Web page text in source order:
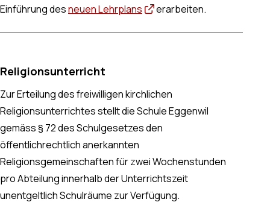
Einführung desneuen Lehrplans erarbeiten.
Religionsunterricht
Zur Erteilung des freiwilligen kirchlichen
Religionsunterrichtes stellt die Schule Eggenwil
gemäss § 72 des Schulgesetzes den
öffentlichrechtlich anerkannten
Religionsgemeinschaften für zwei Wochenstunden
pro Abteilung innerhalb der Unterrichtszeit
unentgeltlich Schulräume zur Verfügung.